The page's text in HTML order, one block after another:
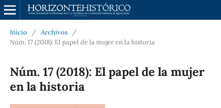
Inicio / Archivos
/
Núm. 17 (2018): El papel de la mujer en la historia
Núm. 17 (2018): El papel de la mujer
en la historia